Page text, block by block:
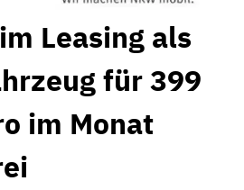
Leasing als
für 399
im Monat